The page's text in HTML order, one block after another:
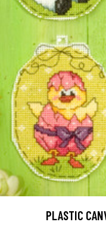
PLASTIC